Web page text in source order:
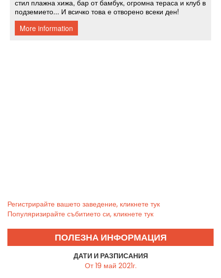
Регистрирайте вашето заведение, кликнете тук
Популяризирайте събитието си, кликнете тук
ПОЛЕЗНА ИНФОРМАЦИЯ
ДАТИ И РАЗПИСАНИЯ
От 19 май 2021г.